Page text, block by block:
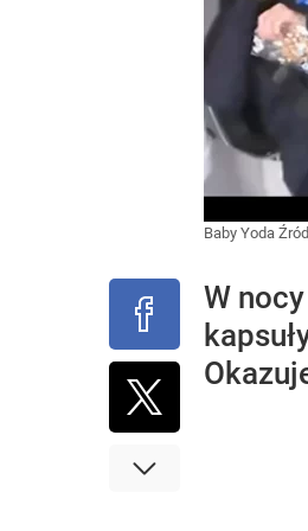
Baby Yoda
W